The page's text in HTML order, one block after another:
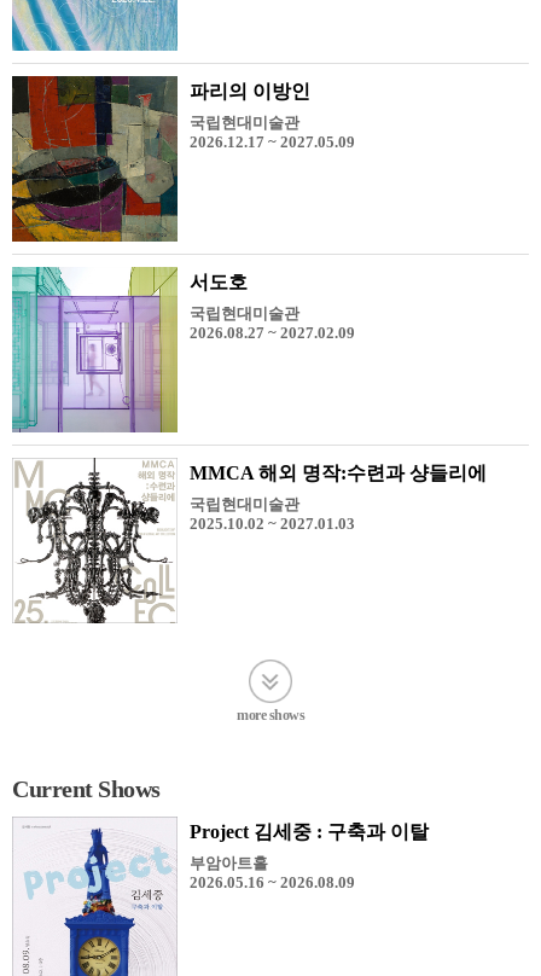
파리의 이방인
국립현대미술관
2026.12.17 ~ 2027.05.09
서도호
국립현대미술관
2026.08.27 ~ 2027.02.09
MMCA 해외 명작:수련과 샹들리에
국립현대미술관
2025.10.02 ~ 2027.01.03
more shows
Current Shows
Project 김세중 : 구축과 이탈
부암아트홀
2026.05.16 ~ 2026.08.09